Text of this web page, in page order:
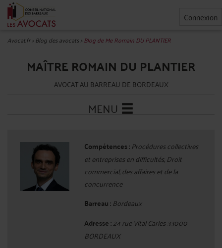
Connexion
Avocat.fr>Blog des avocats>Blog de Me Romain DU PLANTIER
MAÎTRE ROMAIN DU PLANTIER
AVOCAT AU BARREAU DE BORDEAUX
MENU
Compétences : Procédures collectives
et entreprises en difficultés, Droit
commercial, des affaires et de la
concurrence
Barreau : Bordeaux
Adresse :24 rue Vital Carles 33000
BORDEAUX